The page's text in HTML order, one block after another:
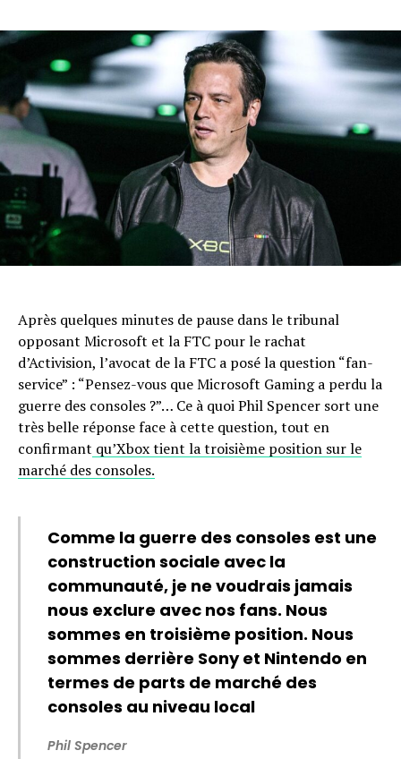
Après quelques minutes de pause dans le tribunal
opposant Microsoft et la FTC pour le rachat
d’Activision, l’avocat de la FTC a posé la question “fan-
service” : “Pensez-vous que Microsoft Gaming a perdu la
guerre des consoles ?”… Ce à quoi Phil Spencer sort une
très belle réponse face à cette question, tout en
confirmant qu’Xbox tient la troisième position sur le
marché des consoles.
Comme la guerre des consoles est une
construction sociale avec la
communauté, je ne voudrais jamais
nous exclure avec nos fans. Nous
sommes en troisième position. Nous
sommes derrière Sony et Nintendo en
termes de parts de marché des
consoles au niveau local
Phil Spencer